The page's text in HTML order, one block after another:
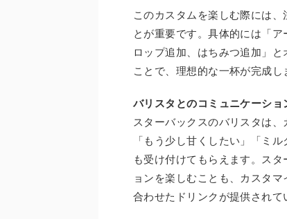
このカスタムを楽しむ際には
とが重要です。具体的には「
ロップ追加、はちみつ追加」
ことで、理想的な一杯が完成し
バリスタとのコミュニケーショ
スターバックスのバリスタは
「もう少し甘くしたい」「ミ
も受け付けてもらえます。ス
ョンを楽しむことも、カスタ
合わせたドリンクが提供されて